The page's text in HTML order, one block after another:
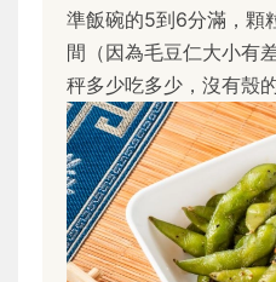
準飯碗的5到6分滿，顆
間（因為毛豆仁大小有
秤多少吃多少，沒有殼的